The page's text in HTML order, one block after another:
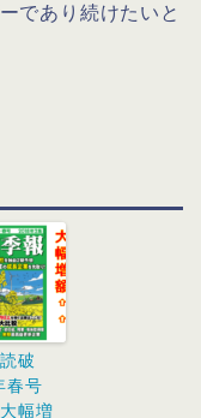
であり続けたいと
読破
春号
幅増